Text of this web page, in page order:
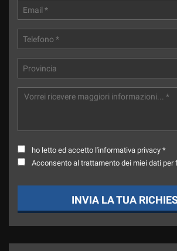
ho letto ed accetto l'informativa privacy *
Acconsento al trattamento dei miei dati per
INVIA LA TUA